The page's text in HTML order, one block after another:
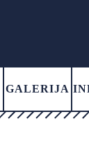
GALERIJA